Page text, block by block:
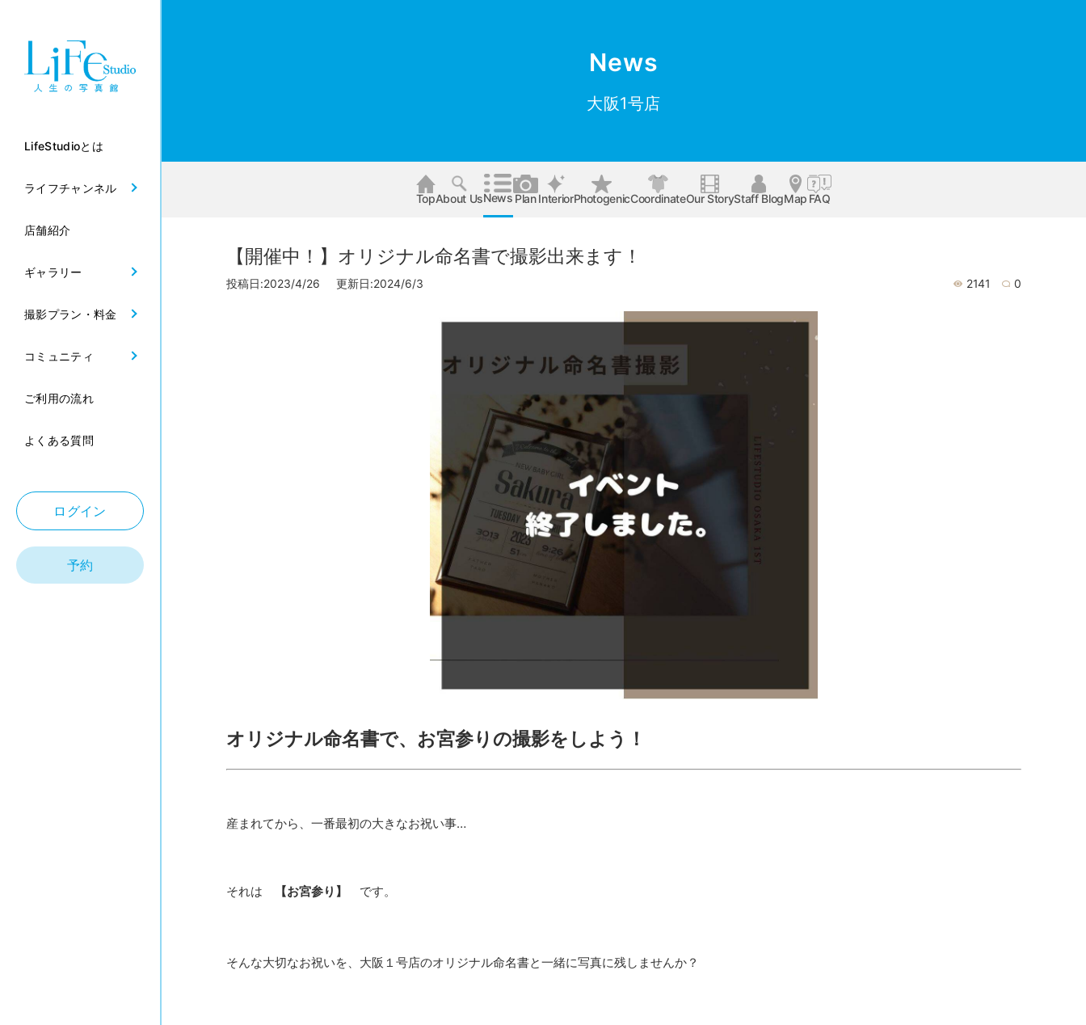
LifeStudioとは
ライフチャンネル
店舗紹介
ギャラリー
撮影プラン・料金
コミュニティ
ご利用の流れ
よくある質問
ログイン
予約
News
大阪1号店
TopAbout UsNews PlanInteriorPhotogenicCoordinateOur StoryStaff BlogMap FAQ
【開催中！】オリジナル命名書で撮影出来ます！
投稿日:2023/4/26 更新日:2024/6/3 2141 0
オリジナル命名書で、お宮参りの撮影をしよう！
産まれてから、一番最初の大きなお祝い事…
それは 【お宮参り】 です。
そんな大切なお祝いを、大阪１号店のオリジナル命名書と一緒に写真に残しませんか？